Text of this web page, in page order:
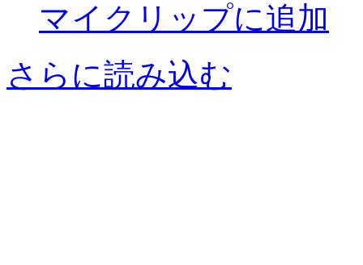
マイクリップに追加
さらに読み込む